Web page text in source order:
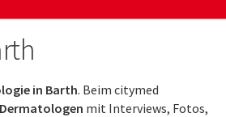
in Barth. Beim citymed
mit Interviews, Fotos,